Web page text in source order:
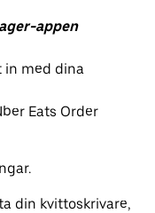
appen
in med dina
Eats Order
din kvittoskrivare,